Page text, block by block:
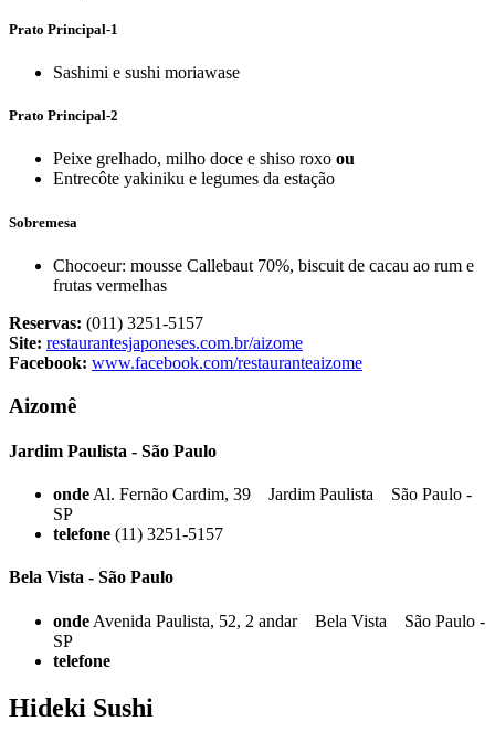
Prato Principal-1
Sashimi e sushi moriawase
Prato Principal-2
Peixe grelhado, milho doce e shiso roxo ou
Entrecôte yakiniku e legumes da estação
Sobremesa
Chocoeur: mousse Callebaut 70%, biscuit de cacau ao rum e
frutas vermelhas
Reservas: (011) 3251-5157
Site: restaurantesjaponeses.com.br/aizome
Facebook: www.facebook.com/restauranteaizome
Aizomê
Jardim Paulista - São Paulo
onde Al. Fernão Cardim, 39 Jardim Paulista São Paulo -
SP
telefone (11) 3251-5157
Bela Vista - São Paulo
onde Avenida Paulista, 52, 2 andar Bela Vista São Paulo -
SP
telefone
Hideki Sushi